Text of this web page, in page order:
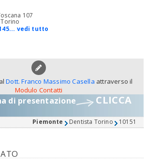
107
vedi tutto
Dott. Franco Massimo Casella attraverso il
Modulo Contatti
di presentazione CLICCA
Piemonte Dentista Torino 10151